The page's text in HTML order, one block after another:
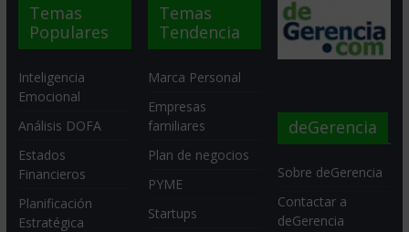
Temas
Populares
Inteligencia
Emocional
Análisis DOFA
Estados
Financieros
Planificación
Estratégica
Temas
Tendencia
Marca Personal
Empresas
familiares
Plan de negocios
PYME
Startups
deGerencia
Sobre deGerencia
Contactar a
deGerencia